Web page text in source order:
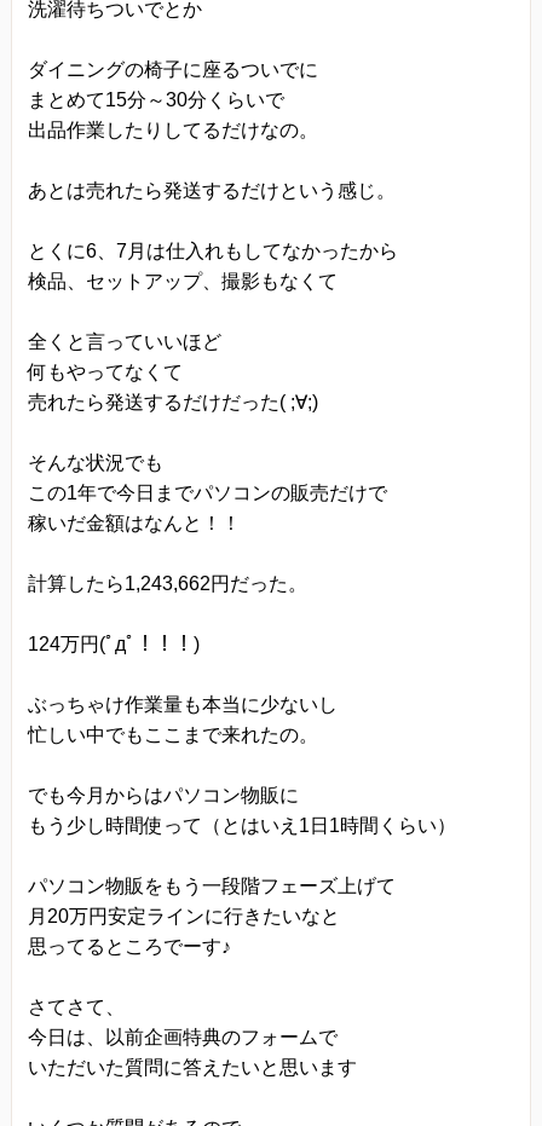
洗濯待ちついでとか
ダイニングの椅子に座るついでに
まとめて15分～30分くらいで
出品作業したりしてるだけなの。
あとは売れたら発送するだけという感じ。
とくに6、7月は仕入れもしてなかったから
検品、セットアップ、撮影もなくて
全くと言っていいほど
何もやってなくて
売れたら発送するだけだった( ;∀;)
そんな状況でも
この1年で今日までパソコンの販売だけで
稼いだ金額はなんと！！
計算したら1,243,662円だった。
124万円(ﾟдﾟ！！！)
ぶっちゃけ作業量も本当に少ないし
忙しい中でもここまで来れたの。
でも今月からはパソコン物販に
もう少し時間使って（とはいえ1日1時間くらい）
パソコン物販をもう一段階フェーズ上げて
月20万円安定ラインに行きたいなと
思ってるところでーす♪
さてさて、
今日は、以前企画特典のフォームで
いただいた質問に答えたいと思います